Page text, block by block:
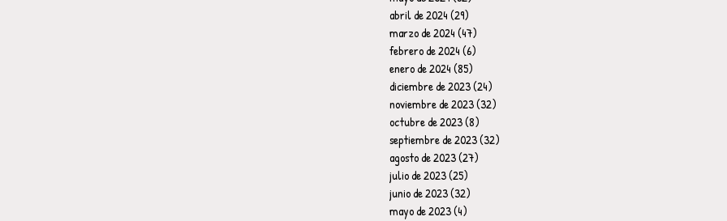
abril de 2024(29)
marzo de 2024(47)
febrero de 2024(6)
enero de 2024(85)
diciembre de 2023(24)
noviembre de 2023(32)
octubre de 2023(8)
septiembre de 2023(32)
agosto de 2023(27)
julio de 2023(25)
junio de 2023(32)
mayo de 2023(4)